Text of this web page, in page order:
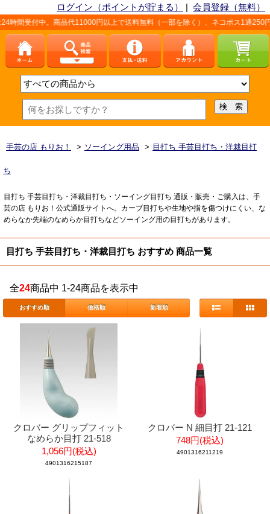
ログイン（ポイントが貯まる） | 会員登録（無料）
受付中。商品代11000円以上で送料無料（一部を除く）、ネコポス1通250円
手芸の店 もりお！ > ソーイング用品 > 目打ち 手芸目打ち・洋裁目打
ち
目打ち 手芸目打ち・洋裁目打ち・ソーイング目打ち 通販・販売・ご購入は、手
芸の店 もりお！公式通販サイトへ。カーブ目打ちや生地や指を傷つけにくい、な
めらなか先端のなめらか目打ちなどソーイング用の目打ちがあります。
目打ち 手芸目打ち・洋裁目打ち おすすめ 商品一覧
全24商品中 1-24商品を表示中
おすすめ順 価格順 新着順
クロバー グリップフィット
なめらか目打 21-518
1,056円(税込)
4901316215187
クロバー N 細目打 21-121
748円(税込)
4901316211219